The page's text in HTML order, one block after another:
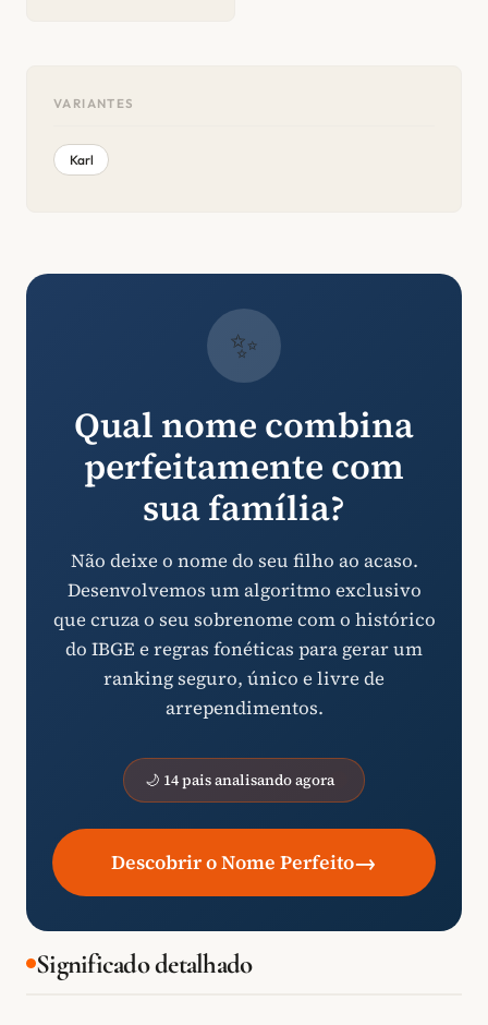
VARIANTES
Karl
✨
Qual nome combina
perfeitamente com
sua família?
Não deixe o nome do seu filho ao acaso.
Desenvolvemos um algoritmo exclusivo
que cruza o seu sobrenome com o histórico
do IBGE e regras fonéticas para gerar um
ranking seguro, único e livre de
arrependimentos.
🌙 14 pais analisando agora
Descobrir o Nome Perfeito→
Significado detalhado